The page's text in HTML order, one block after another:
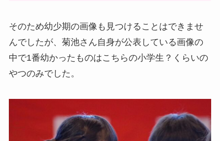
そのため幼少期の画像も見つけることはできませ
んでしたが、菊池さん自身が公表している画像の
中で1番幼かったものはこちらの小学生？くらいの
やつのみでした。